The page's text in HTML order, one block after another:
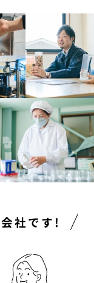
求
社です!